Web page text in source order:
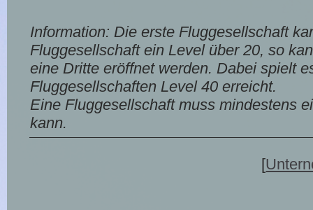
Information: Die erste Fluggesellschaft
Fluggesellschaft ein Level über 20, so
eine Dritte eröffnet werden. Dabei spielt
Fluggesellschaften Level 40 erreicht.
Eine Fluggesellschaft muss mindestens
kann.
[